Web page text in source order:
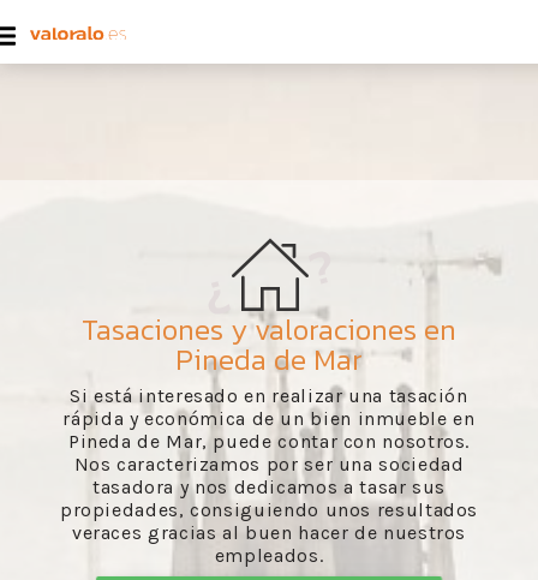
Tasaciones y valoraciones en
Pineda de Mar
Si está interesado en realizar una tasación
rápida y económica de un bien inmueble en
Pineda de Mar, puede contar con nosotros.
Nos caracterizamos por ser una sociedad
tasadora y nos dedicamos a tasar sus
propiedades, consiguiendo unos resultados
veraces gracias al buen hacer de nuestros
empleados.